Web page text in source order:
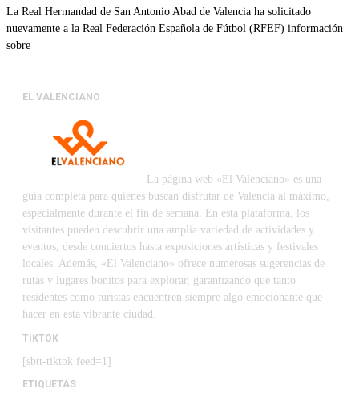
La Real Hermandad de San Antonio Abad de Valencia ha solicitado
nuevamente a la Real Federación Española de Fútbol (RFEF) información
sobre
EL VALENCIANO
La página web «El Valenciano» es una
guía completa para quienes buscan disfrutar de Valencia al máximo,
especialmente durante el fin de semana. En esta plataforma, los
visitantes pueden descubrir una amplia variedad de actividades y
eventos, desde conciertos hasta exposiciones artísticas y festivales
locales. Además, «El Valenciano» ofrece numerosas sugerencias de
rutas y lugares bonitos para explorar, garantizando que tanto
residentes como turistas encuentren siempre algo emocionante que
hacer en esta vibrante ciudad.
TIKTOK
[sbtt-tiktok feed=1]
ETIQUETAS